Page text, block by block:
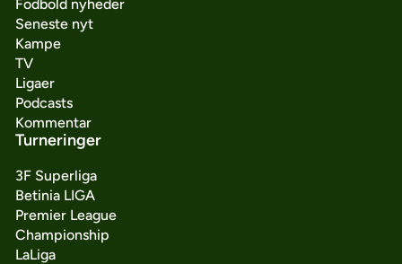
Fodbold nyheder
Seneste nyt
Kampe
TV
Ligaer
Podcasts
Kommentar
Turneringer
3F Superliga
Betinia LIGA
Premier League
Championship
LaLiga